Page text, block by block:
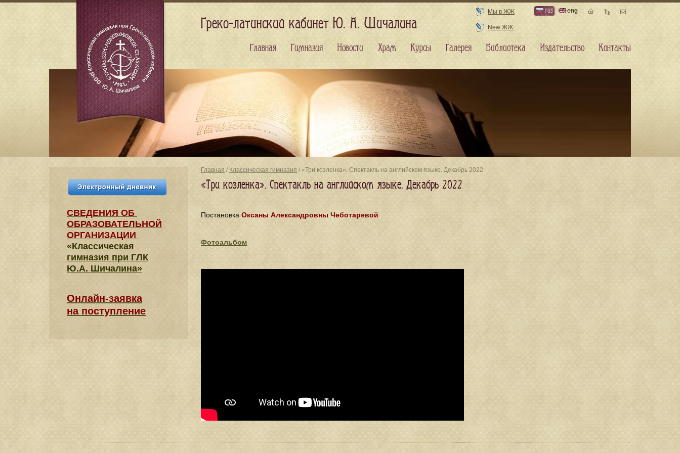
Главная / Классическая гимназия / «Три козленка». Спектакль на английском языке. Декабрь 2022
«Три козленка». Спектакль на английском языке. Декабрь 2022
Постановка Оксаны Александровны Чеботаревой
Фотоальбом
СВЕДЕНИЯ​ ОБ
ОБРАЗОВАТЕЛЬНОЙ
ОРГАНИЗАЦИИ
«Классическая
гимназия при ГЛК
Ю.А. Шичалина»
Онлайн-заявка
на поступление
Греко-латинский кабинет Ю. А. Шичалина
Мы в ЖЖ
New ЖЖ
rus eng
Главная Гимназия Новости Храм Курсы Галерея Библиотека Издательство Контакты